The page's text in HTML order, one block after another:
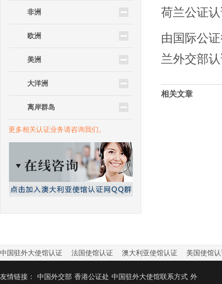
非洲
欧洲
美洲
大洋洲
离岸群岛
更多相关认证业务请咨询我们。
荷兰公证
由国际公
兰外交部
相关文章
中国驻外大使馆认证 法国使馆认证 澳大利亚使馆认证 美国使馆
友情链接： 中国外交部 香港公证处 中国驻外大使馆联系方式 外